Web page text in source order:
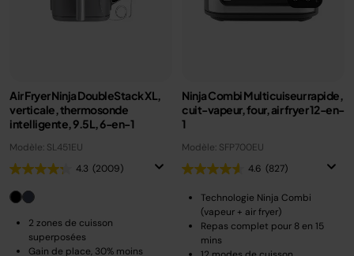
Air Fryer Ninja DoubleStack XL,
verticale, thermosonde
intelligente, 9.5L, 6-en-1
Modèle: SL451EU
4.3 (2009)
2 zones de cuisson
superposées
Gain de place, 30% moins
Ninja Combi Multicuiseur rapide,
cuit-vapeur, four, air fryer 12-en-
1
Modèle: SFP700EU
4.6 (827)
Technologie Ninja Combi
(vapeur + air fryer)
Repas complet pour 8 en 15
mins